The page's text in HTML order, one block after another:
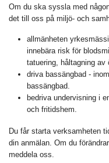
Om du ska syssla med
det till oss på miljö- och
allmänheten
innebära risk för
tatuering, håltagning av
driva bassängbad -
bassängbad.
bedriva undervisning i
och fritidshem.
Du får starta verksamheten
din anmälan. Om du
meddela oss.